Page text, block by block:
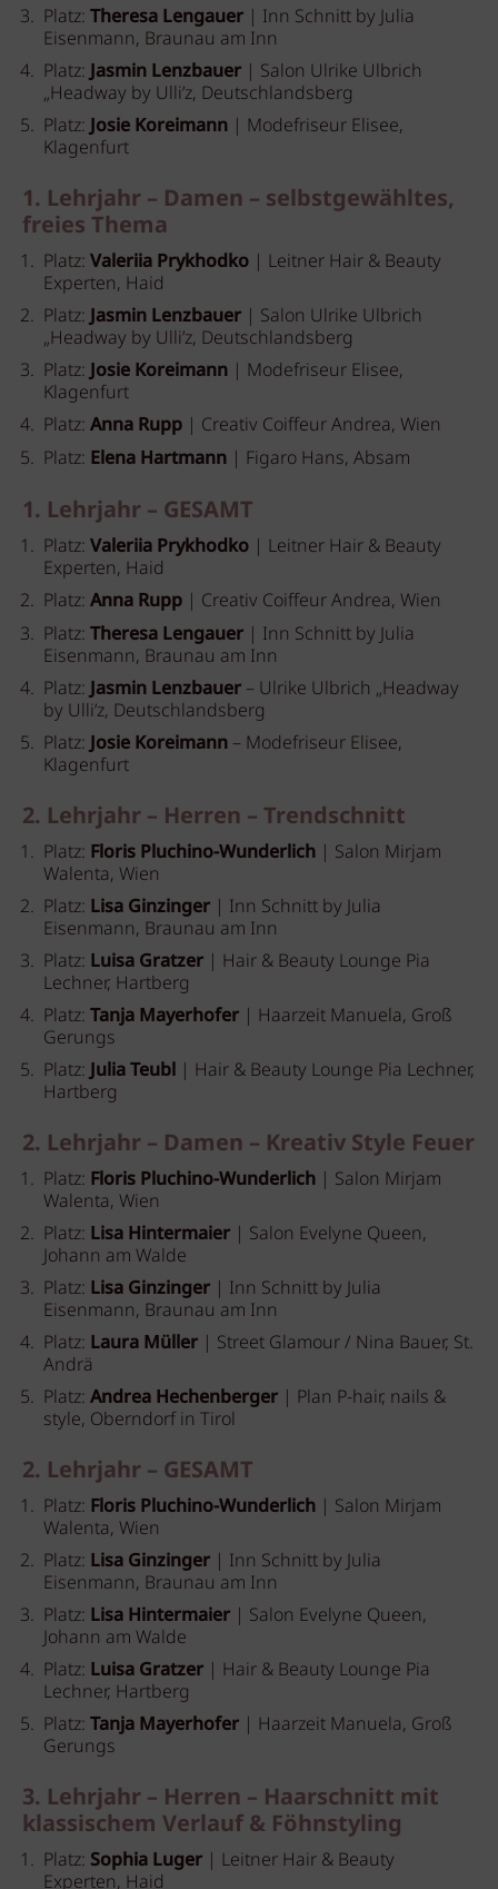
Platz: Theresa Lengauer | Inn Schnitt by Julia
Eisenmann, Braunau am Inn
Platz:Jasmin Lenzbauer | Salon Ulrike Ulbrich
„Headway by Ulli’z, Deutschlandsberg
Platz:Josie Koreimann | Modefriseur Elisee,
Klagenfurt
1. Lehrjahr – Damen – selbstgewähltes,
freies Thema
Platz: Valeriia Prykhodko | Leitner Hair & Beauty
Experten, Haid
Platz:Jasmin Lenzbauer | Salon Ulrike Ulbrich
„Headway by Ulli’z, Deutschlandsberg
Platz:Josie Koreimann | Modefriseur Elisee,
Klagenfurt
Platz: Anna Rupp | Creativ Coiffeur Andrea, Wien
Platz: Elena Hartmann | Figaro Hans, Absam
1. Lehrjahr – GESAMT
Platz: Valeriia Prykhodko | Leitner Hair & Beauty
Experten, Haid
Platz: Anna Rupp | Creativ Coiffeur Andrea, Wien
Platz: Theresa Lengauer | Inn Schnitt by Julia
Eisenmann, Braunau am Inn
Platz:Jasmin Lenzbauer – Ulrike Ulbrich „Headway
by Ulli’z, Deutschlandsberg
Platz:Josie Koreimann – Modefriseur Elisee,
Klagenfurt
2. Lehrjahr – Herren – Trendschnitt
Platz: Floris Pluchino-Wunderlich | Salon Mirjam
Walenta, Wien
Platz: Lisa Ginzinger | Inn Schnitt by Julia
Eisenmann, Braunau am Inn
Platz: Luisa Gratzer | Hair & Beauty Lounge Pia
Lechner, Hartberg
Platz: Tanja Mayerhofer | Haarzeit Manuela, Groß
Gerungs
Platz:Julia Teubl | Hair & Beauty Lounge Pia Lechner,
Hartberg
2. Lehrjahr – Damen – Kreativ Style Feuer
Platz: Floris Pluchino-Wunderlich | Salon Mirjam
Walenta, Wien
Platz: Lisa Hintermaier | Salon Evelyne Queen,
Johann am Walde
Platz: Lisa Ginzinger | Inn Schnitt by Julia
Eisenmann, Braunau am Inn
Platz: Laura Müller | Street Glamour / Nina Bauer, St.
Andrä
Platz: Andrea Hechenberger | Plan P-hair, nails &
style, Oberndorf in Tirol
2. Lehrjahr – GESAMT
Platz: Floris Pluchino-Wunderlich | Salon Mirjam
Walenta, Wien
Platz: Lisa Ginzinger | Inn Schnitt by Julia
Eisenmann, Braunau am Inn
Platz: Lisa Hintermaier | Salon Evelyne Queen,
Johann am Walde
Platz: Luisa Gratzer | Hair & Beauty Lounge Pia
Lechner, Hartberg
Platz: Tanja Mayerhofer | Haarzeit Manuela, Groß
Gerungs
3. Lehrjahr – Herren – Haarschnitt mit
klassischem Verlauf & Föhnstyling
Platz: Sophia Luger | Leitner Hair & Beauty
Experten, Haid